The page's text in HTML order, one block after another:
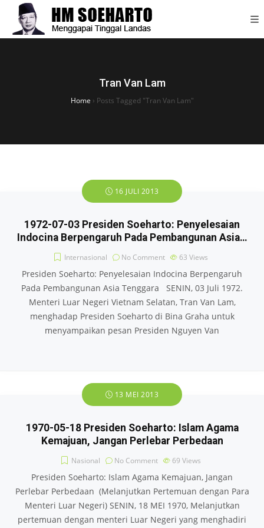
Tran Van Lam
Home › Posts Tagged "Tran Van Lam"
16 JULI 2013
1972-07-03 Presiden Soeharto: Penyelesaian
Indocina Berpengaruh Pada Pembangunan Asia…
Internasional No Comment 63 Views
Presiden Soeharto: Penyelesaian Indocina Berpengaruh
Pada Pembangunan Asia Tenggara SENIN, 03 Juli 1972.
Menteri Luar Negeri Vietnam Selatan, Tran Van Lam,
menghadap Presiden Soeharto di Bina Graha untuk
menyampaikan pesan Presiden Nguyen Van
13 MEI 2013
1970-05-18 Presiden Soeharto: Islam Agama
Kemajuan, Jangan Perlebar Perbedaan
Nasional No Comment 69 Views
Presiden Soeharto: Islam Agama Kemajuan, Jangan
Perlebar Perbedaan (Melanjutkan Pertemuan dengan Para
Menteri Luar Negeri) SENIN, 18 MEI 1970, Melanjutkan
pertemuan dengan menteri Luar Negeri yang menghadiri